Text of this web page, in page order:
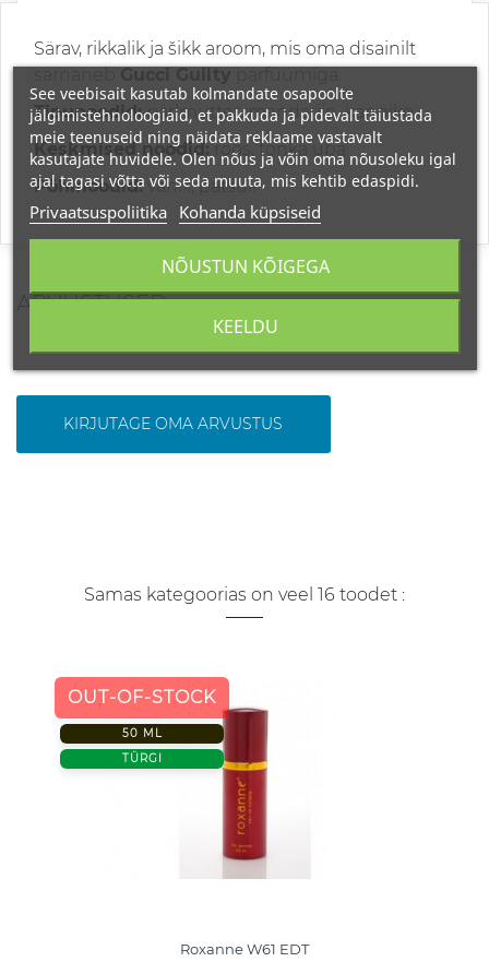
Särav, rikkalik ja šikk aroom, mis oma disainilt
Tipunoodid:pärlmutter, mandariin, kannike
Keskmised noodid:roos, tonka uba
Põhinoodid:vanill, patšuli
ARVUSTUSED
KIRJUTAGE OMA ARVUSTUS
Samas kategoorias on veel 16 toodet :
OUT-OF-STOCK
50 ML
TÜRGI
Roxanne W61 EDT
See veebisait kasutab kolmandate osapoolte
jälgimistehnoloogiaid, et pakkuda ja pidevalt täiustada
meie teenuseid ning näidata reklaame vastavalt
kasutajate huvidele. Olen nõus ja võin oma nõusoleku igal
ajal tagasi võtta või seda muuta, mis kehtib edaspidi.
Privaatsuspoliitika Kohanda küpsiseid
KEELDU
NÕUSTUN KÕIGEGA